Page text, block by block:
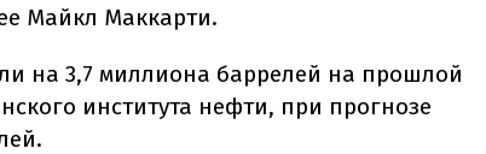
Майкл Маккарти.
на 3,7 миллиона баррелей на прошлой
института нефти, при прогнозе